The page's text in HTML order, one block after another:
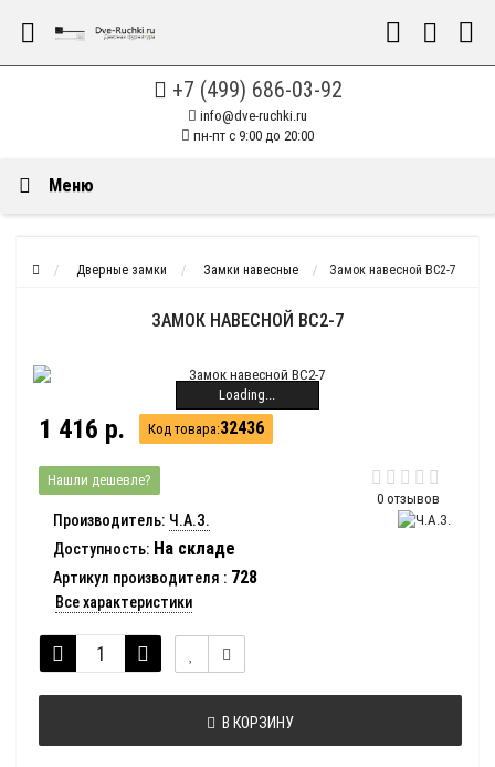
+7 (499) 686-03-92
info@dve-ruchki.ru
пн-пт с 9:00 до 20:00
Меню
Дверные замки Замки навесные Замок навесной ВС2-7
ЗАМОК НАВЕСНОЙ ВС2-7
Loading...
0 отзывов
1 416 р. Код товара:32436
Нашли дешевле?
Производитель: Ч.А.З.
Доступность: На складе
Артикул производителя : 728
Все характеристики
В КОРЗИНУ